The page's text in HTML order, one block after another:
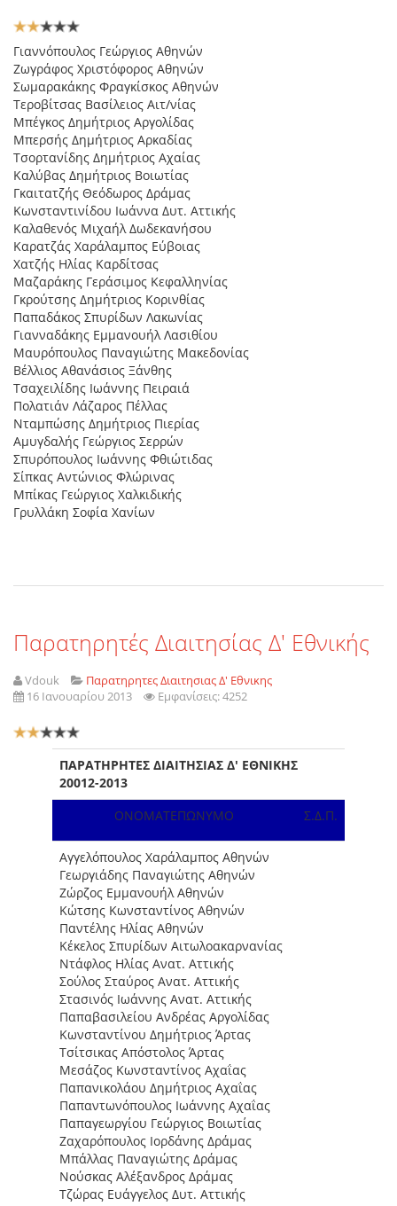
Αξιολόγηση
Χρήστη:
/
Γιαννόπουλος Γεώργιος Αθηνών
Ζωγράφος Χριστόφορος Αθηνών
Σωµαρακάκης Φραγκίσκος Αθηνών
Τεροβίτσας Βασίλειος Αιτ/νίας
Μπέγκος ∆ηµήτριος Αργολίδας
Μπερσής ∆ηµήτριος Αρκαδίας
Τσορτανίδης ∆ηµήτριος Αχαίας
Καλύβας ∆ηµήτριος Βοιωτίας
Γκαιτατζής Θεόδωρος ∆ράµας
Κωνσταντινίδου Ιωάννα ∆υτ. Αττικής
Καλαθενός Μιχαήλ ∆ωδεκανήσου
Καρατζάς Χαράλαµπος Εύβοιας
Χατζής Ηλίας Καρδίτσας
Μαζαράκης Γεράσιµος Κεφαλληνίας
Γκρούτσης ∆ηµήτριος Κορινθίας
Παπαδάκος Σπυρίδων Λακωνίας
Γιανναδάκης Εµµανουήλ Λασιθίου
Μαυρόπουλος Παναγιώτης Μακεδονίας
Βέλλιος Αθανάσιος Ξάνθης
Τσαχειλίδης Ιωάννης Πειραιά
Πολατιάν Λάζαρος Πέλλας
Νταµπώσης ∆ηµήτριος Πιερίας
Αµυγδαλής Γεώργιος Σερρών
Σπυρόπουλος Ιωάννης Φθιώτιδας
Σίπκας Αντώνιος Φλώρινας
Μπίκας Γεώργιος Χαλκιδικής
Γρυλλάκη Σοφία Χανίων
Παρατηρητές Διαιτησίας Δ' Εθνικής
Vdouk
Παρατηρητες Διαιτησιας Δ' Εθνικης
16 Ιανουαρίου 2013
Εμφανίσεις: 4252
Αξιολόγηση
Χρήστη:2/5
ΠΑΡΑΤΗΡΗΤΕΣ ΔΙΑΙΤΗΣΙΑΣ Δ' ΕΘΝΙΚΗΣ
20012-2013
ΟΝΟΜΑΤΕΠΩΝΥΜΟ
Σ.Δ.Π.
Αγγελόπουλος Χαράλαµπος Αθηνών
Γεωργιάδης Παναγιώτης Αθηνών
Ζώρζος Εµµανουήλ Αθηνών
Κώτσης Κωνσταντίνος Αθηνών
Παντέλης Ηλίας Αθηνών
Κέκελος Σπυρίδων Αιτωλοακαρνανίας
Ντάφλος Ηλίας Ανατ. Αττικής
Σούλος Σταύρος Ανατ. Αττικής
Στασινός Ιωάννης Ανατ. Αττικής
Παπαβασιλείου Ανδρέας Αργολίδας
Κωνσταντίνου ∆ηµήτριος Άρτας
Τσίτσικας Απόστολος Άρτας
Μεσάζος Κωνσταντίνος Αχαΐας
Παπανικολάου ∆ηµήτριος Αχαΐας
Παπαντωνόπουλος Ιωάννης Αχαΐας
Παπαγεωργίου Γεώργιος Βοιωτίας
Ζαχαρόπουλος Ιορδάνης ∆ράµας
Μπάλλας Παναγιώτης ∆ράµας
Νούσκας Αλέξανδρος ∆ράµας
Τζώρας Ευάγγελος ∆υτ. Αττικής